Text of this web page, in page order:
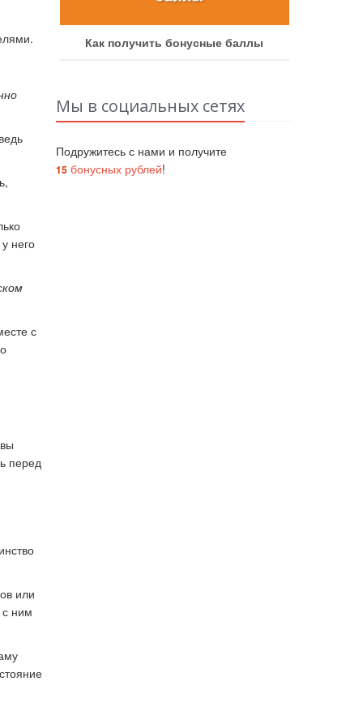
него
с
перед
или
ним
Как получить бонусные баллы
Мы в социальных сетях
Подружитесь с нами и получите
15бонусных рублей!